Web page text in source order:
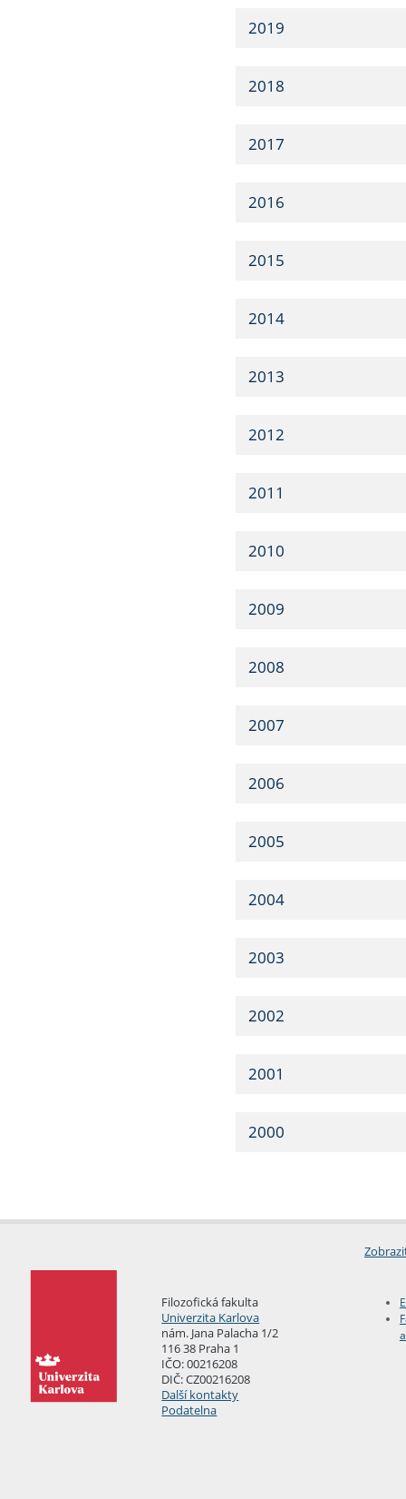
2019
2018
2017
2016
2015
2014
2013
2012
2011
2010
2009
2008
2007
2006
2005
2004
2003
2002
2001
2000
Filozofická fakulta
Univerzita Karlova
nám. Jana Palacha 1/2
116 38 Praha 1
IČO: 00216208
DIČ: CZ00216208
Další kontakty
Podatelna